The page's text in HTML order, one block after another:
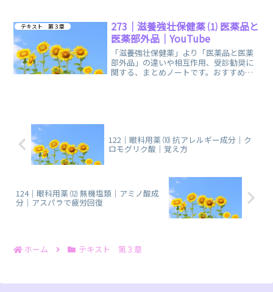
テキスト 第３章
273｜滋養強壮保健薬 ⑴ 医薬品と
医薬部外品｜YouTube
「滋養強壮保健薬」より「医薬品と医薬
部外品」の違いや相互作用、受診勧奨に
関する、まとめノートです。おすすめの
122｜眼科用薬 ⑽ 抗アレルギー成分｜ク
ロモグリク酸｜覚え方
124｜眼科用薬 ⑿ 無機塩類｜アミノ酸成
分｜アスパラで疲労回復
ホーム テキスト 第３章